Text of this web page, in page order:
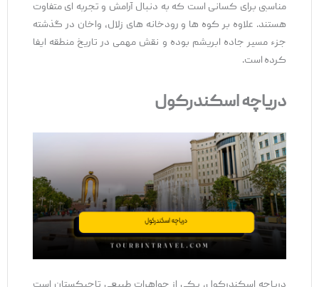
مناسبی برای کسانی است که به دنبال آرامش و تجربه ‌ای متفاوت
هستند. علاوه بر کوه ‌ها و رودخانه‌ های زلال، واخان در گذشته
جزء مسیر جاده ابریشم بوده و نقش مهمی در تاریخ منطقه ایفا
کرده است.
دریاچه اسکندرکول